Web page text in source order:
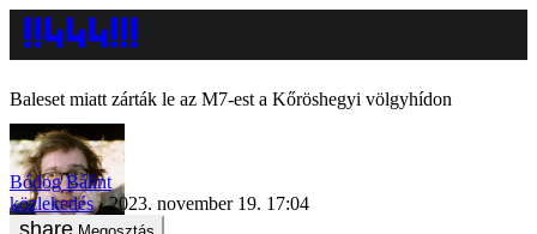
Baleset miatt zárták le az M7-est a Kőröshegyi völgyhídon
Bódog Bálint
közlekedés
2023. november 19. 17:04